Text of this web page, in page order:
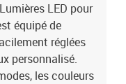
LED pour
équipé de
réglées
personnalisé.
les couleurs